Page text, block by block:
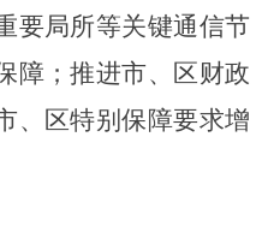
要局所等关键通信节
障；推进市、区财政
、区特别保障要求增